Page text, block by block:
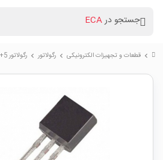
جستجو درECA
chevron_right قطعات و تجهیزات الکترونیکی chevron_right رگولاتور chevron_right رگولاتور 5+ ولت 78L05 پکیج TO-92